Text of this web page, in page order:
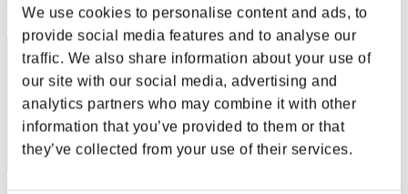
We use cookies to personalise content and ads, to
provide social media features and to analyse our
traffic. We also share information about your use of
our site with our social media, advertising and
analytics partners who may combine it with other
information that you’ve provided to them or that
they’ve collected from your use of their services.
1